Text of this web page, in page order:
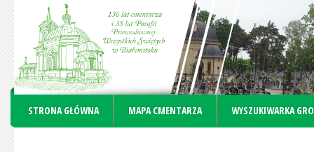
STRONA GŁÓWNA MAPA CMENTARZA WYSZUKIWARKA